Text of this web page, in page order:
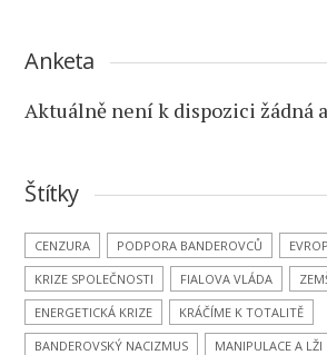
Anketa
Aktuálně není k dispozici žádná
Štítky
CENZURA PODPORA BANDEROVCŮ
KRIZE SPOLEČNOSTI
FIALOVA VLÁDA
ENERGETICKÁ KRIZE
KRÁČÍME K TOTALITĚ
BANDEROVSKÝ NACIZMUS
MANIPULACE A LŽI